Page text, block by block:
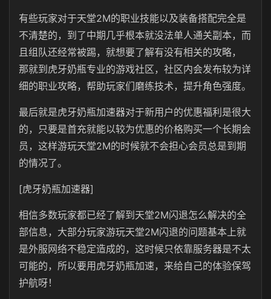
有些玩家对于天堂2M的职业技能以及装备搭配完全是
不清楚的，到了中期几乎根本就没法单人通关副本，而
且组队还经常被踢，就想要了解有没有相关的攻略，
那就到虎牙奶瓶专业的游戏社区，社区内会发布较为详
细的职业攻略，帮助玩家们磨练技术，提升角色强度。
最后就是虎牙奶瓶加速器对于新用户的优惠福利是很大
的，只要是首充就能以较为优惠的价格购买一个长期会
员，这样游玩天堂2M的时候就不会担心会员总是到期
的情况了。
[虎牙奶瓶加速器]
相信多数玩家都已经了解到天堂2M闪退怎么解决的全
部信息，大部分玩家游玩天堂2M闪退的问题基本上就
是外服网络不稳定造成的，这时候只依靠服务器是不太
可能的，所以要用虎牙奶瓶加速，来给自己的体验保驾
护航呀！